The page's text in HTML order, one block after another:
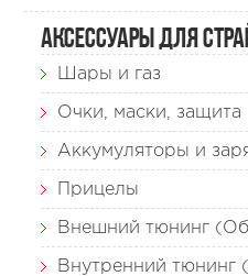
Аксессуары для
Шары и газ
Очки, маски, защита
Аккумуляторы и
Прицелы
Внешний тюнинг
Внутренний тюнинг